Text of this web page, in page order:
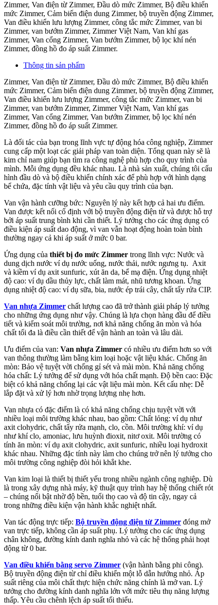
Zimmer, Van điện từ Zimmer, Đầu dò mức Zimmer, Bộ điều khiển
mức Zimmer, Cảm biến điện dung Zimmer, bộ truyền động Zimmer,
Van điều khiển lưu lượng Zimmer, công tắc mức Zimmer, van bi
Zimmer, van bướm Zimmer, Zimmer Việt Nam, Van khí gas
Zimmer, Van cổng Zimmer, Van bướm Zimmer, bộ lọc khí nén
Zimmer, đồng hồ đo áp suất Zimmer.
Thông tin sản phẩm
Zimmer, Van điện từ Zimmer, Đầu dò mức Zimmer, Bộ điều khiển
mức Zimmer, Cảm biến điện dung Zimmer, bộ truyền động Zimmer,
Van điều khiển lưu lượng Zimmer, công tắc mức Zimmer, van bi
Zimmer, van bướm Zimmer, Zimmer Việt Nam, Van khí gas
Zimmer, Van cổng Zimmer, Van bướm Zimmer, bộ lọc khí nén
Zimmer, đồng hồ đo áp suất Zimmer.
Là đối tác của bạn trong lĩnh vực tự động hóa công nghiệp, Zimmer
cung cấp một loạt các giải pháp van toàn diện. Tổng quan này sẽ là
kim chỉ nam giúp bạn tìm ra công nghệ phù hợp cho quy trình của
mình. Mỗi ứng dụng đều khác nhau. Là nhà sản xuất, chúng tôi cấu
hình đầu dò và bộ điều khiển chính xác để phù hợp với hình dạng
bể chứa, đặc tính vật liệu và yêu cầu quy trình của bạn.
Van vận hành cưỡng bức: Nguyên lý này kết hợp cả hai ưu điểm.
Van được kết nối cố định với bộ truyền động điện từ và được hỗ trợ
bởi áp suất trung bình khi cần thiết. Lý tưởng cho các ứng dụng có
điều kiện áp suất dao động, vì van vẫn hoạt động hoàn toàn bình
thường ngay cả khi áp suất ở mức 0 bar.
Ứng dụng của thiết bị đo mức Zimmer trong lĩnh vực: Nước và
dung dịch nước ví dụ nước uống, nước thải, nước ngưng tụ. Axit
và kiềm ví dụ axit sunfuric, xút ăn da, bể mạ điện. Ứng dụng nhiệt
độ cao: ví dụ dầu thủy lực, chất làm mát, nhũ tương khoan. Ứng
dụng nhiệt độ cao: ví dụ sữa, bia, nước ép trái cây, chất tẩy rửa CIP.
Van nhựa Zimmer chất lượng cao đã trở thành giải pháp lý tưởng
cho những ứng dụng như vậy. Chúng là lựa chọn hàng đầu để điều
tiết và kiểm soát môi trường, nơi khả năng chống ăn mòn và hóa
chất tối đa là điều cần thiết để vận hành an toàn và lâu dài.
Ưu điểm của van: Van nhựa Zimmer có nhiều ưu điểm hơn so với
van thông thường làm bằng kim loại hoặc vật liệu khác. Chống ăn
mòn: Bảo vệ tuyệt vời chống gỉ sét và mài mòn. Khả năng chống
hóa chất: Lý tưởng để sử dụng với hóa chất mạnh. Độ bền cao: Đặc
biệt có khả năng chống lại các vật liệu mài mòn. Kết cấu nhẹ: Dễ
lắp đặt và xử lý hơn nhờ trọng lượng nhẹ hơn.
Van nhựa có đặc điểm là có khả năng chống chịu tuyệt vời với
nhiều loại môi trường khác nhau, bao gồm: Chất lỏng: ví dụ như
axit clohydric, chất tẩy rửa mạnh, clo, cồn. Môi trường khí: ví dụ
như khí clo, amoniac, lưu huỳnh đioxit, nitơ oxit. Môi trường có
tính ăn mòn: ví dụ axit clohydric, axit sunfuric, nhiều loại hydroxit
khác nhau. Những đặc tính này làm cho chúng trở nên lý tưởng cho
môi trường công nghiệp đòi hỏi khắt khe.
Van kim loại là thiết bị thiết yếu trong nhiều ngành công nghiệp. Dù
là trong xây dựng nhà máy, kỹ thuật quy trình hay hệ thống chiết rót
– chúng nổi bật nhờ độ bền, tuổi thọ cao và độ tin cậy, ngay cả
trong những điều kiện vận hành khắc nghiệt nhất.
Van tác động trực tiếp: Bộ truyền động điện từ Zimmer đóng mở
van trực tiếp, không cần áp suất phụ. Lý tưởng cho các ứng dụng
chân không, đường kính danh nghĩa nhỏ và các hệ thống phải hoạt
động từ 0 bar.
Van điều khiển bằng servo Zimmer (vận hành bằng phi công).
Bộ truyền động điện từ chỉ điều khiển một lỗ dẫn hướng nhỏ. Áp
suất riêng của môi chất thực hiện chức năng chính là mở van. Lý
tưởng cho đường kính danh nghĩa lớn với mức tiêu thụ năng lượng
thấp. Yêu cầu chênh lệch áp suất tối thiểu.